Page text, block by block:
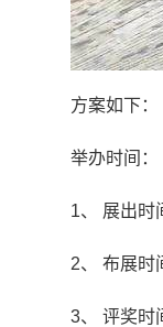
方案如下：
举办时间：
1、 展出时
2、 布展时
3、 评奖时